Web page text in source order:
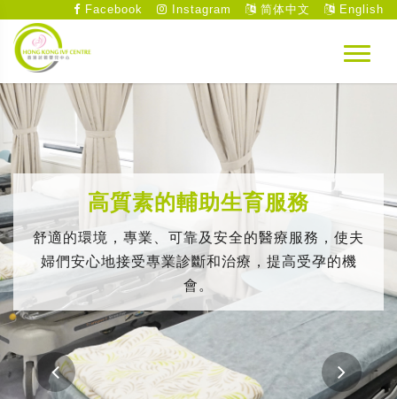
Facebook Instagram 简体中文 English
高質素的輔助生育服務
舒適的環境，專業、可靠及安全的醫療服務，使夫
婦們安心地接受專業診斷和治療，提高受孕的機
會。